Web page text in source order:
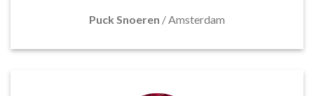
Puck Snoeren /Amsterdam